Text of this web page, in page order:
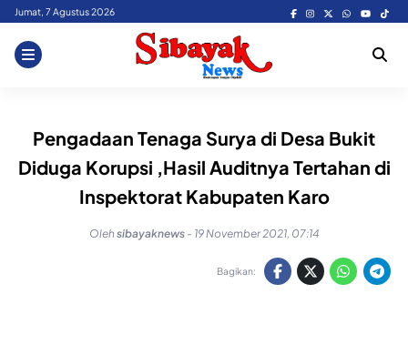
Skip
content
Jumat, 7 Agustus 2026
Pengadaan Tenaga Surya di Desa Bukit
Diduga Korupsi ,Hasil Auditnya Tertahan di
Inspektorat Kabupaten Karo
Olehsibayaknews - 19 November 2021, 07:14
Bagikan: